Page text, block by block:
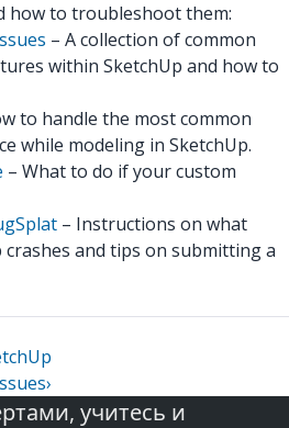
how to troubleshoot them:
– A collection of common
within SketchUp and how to
to handle the most common
while modeling in SketchUp.
– What to do if your custom
– Instructions on what
and tips on submitting a
›
учитесь и